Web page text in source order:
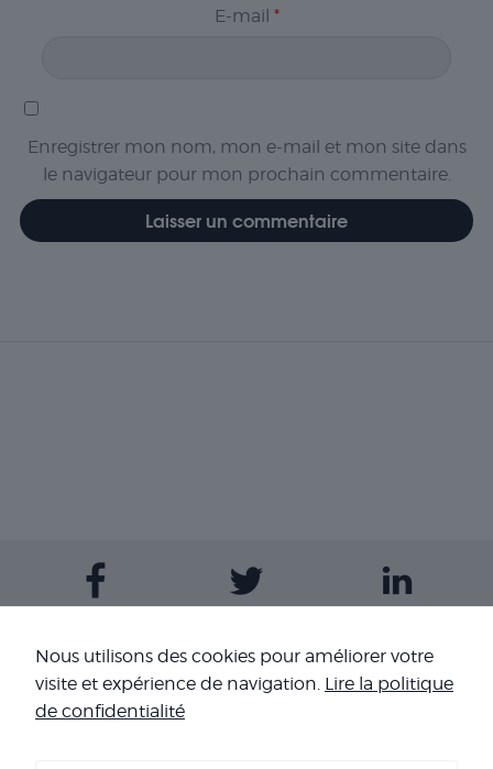
E-mail *
Enregistrer mon nom, mon e-mail et mon site dans
le navigateur pour mon prochain commentaire.
Contactez-nous
Nous utilisons des cookies pour améliorer votre
visite et expérience de navigation. Lire la politique
de confidentialité